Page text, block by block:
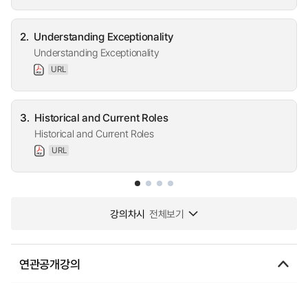
2. Understanding Exceptionality
Understanding Exceptionality
URL
3. Historical and Current Roles
Historical and Current Roles
URL
강의차시 전체보기
연관공개강의